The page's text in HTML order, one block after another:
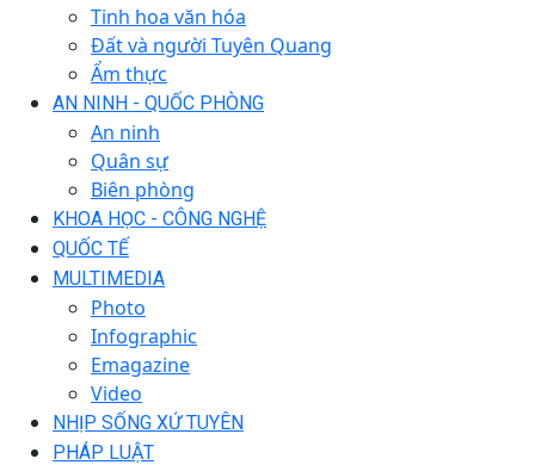
Tinh hoa văn hóa
Đất và người Tuyên Quang
Ẩm thực
AN NINH - QUỐC PHÒNG
An ninh
Quân sự
Biên phòng
KHOA HỌC - CÔNG NGHỆ
QUỐC TẾ
MULTIMEDIA
Photo
Infographic
Emagazine
Video
NHỊP SỐNG XỨ TUYÊN
PHÁP LUẬT